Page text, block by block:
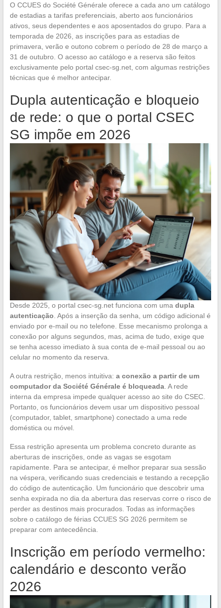
O CCUES do Société Générale oferece a cada ano um catálogo
de estadias a tarifas preferenciais, aberto aos funcionários
ativos, seus dependentes e aos aposentados do grupo. Para a
temporada de 2026, as inscrições para as estadias de
primavera, verão e outono cobrem o período de 28 de março a
31 de outubro. O acesso ao catálogo e a reserva são feitos
exclusivamente pelo portal csec-sg.net, com algumas restrições
técnicas que é melhor antecipar.
Dupla autenticação e bloqueio
de rede: o que o portal CSEC
SG impõe em 2026
Desde 2025, o portal csec-sg.net funciona com uma dupla
autenticação . Após a inserção da senha, um código adicional é
enviado por e-mail ou no telefone. Esse mecanismo prolonga a
conexão por alguns segundos, mas, acima de tudo, exige que
se tenha acesso imediato à sua conta de e-mail pessoal ou ao
celular no momento da reserva.
A outra restrição, menos intuitiva: a conexão a partir de um
computador da Société Générale é bloqueada. A rede
interna da empresa impede qualquer acesso ao site do CSEC.
Portanto, os funcionários devem usar um dispositivo pessoal
(computador, tablet, smartphone) conectado a uma rede
doméstica ou móvel.
Essa restrição apresenta um problema concreto durante as
aberturas de inscrições, onde as vagas se esgotam
rapidamente. Para se antecipar, é melhor preparar sua sessão
na véspera, verificando suas credenciais e testando a recepção
do código de autenticação. Um funcionário que descobrir uma
senha expirada no dia da abertura das reservas corre o risco de
perder as destinos mais procurados. Todas as informações
sobre o catálogo de férias CCUES SG 2026 permitem se
preparar com antecedência.
Inscrição em período vermelho:
calendário e desconto verão
2026